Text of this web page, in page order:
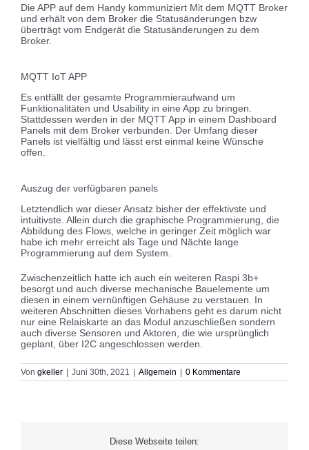
Die APP auf dem Handy kommuniziert Mit dem MQTT Broker
und erhält von dem Broker die Statusänderungen bzw
überträgt vom Endgerät die Statusänderungen zu dem
Broker.
MQTT IoT APP
Es entfällt der gesamte Programmieraufwand um
Funktionalitäten und Usability in eine App zu bringen.
Stattdessen werden in der MQTT App in einem Dashboard
Panels mit dem Broker verbunden. Der Umfang dieser
Panels ist vielfältig und lässt erst einmal keine Wünsche
offen.
Auszug der verfügbaren panels
Letztendlich war dieser Ansatz bisher der effektivste und
intuitivste. Allein durch die graphische Programmierung, die
Abbildung des Flows, welche in geringer Zeit möglich war
habe ich mehr erreicht als Tage und Nächte lange
Programmierung auf dem System.
Zwischenzeitlich hatte ich auch ein weiteren Raspi 3b+
besorgt und auch diverse mechanische Bauelemente um
diesen in einem vernünftigen Gehäuse zu verstauen. In
weiteren Abschnitten dieses Vorhabens geht es darum nicht
nur eine Relaiskarte an das Modul anzuschließen sondern
auch diverse Sensoren und Aktoren, die wie ursprünglich
geplant, über I2C angeschlossen werden.
Von gkeller | Juni 30th, 2021 | Allgemein | 0 Kommentare
Diese Webseite teilen: